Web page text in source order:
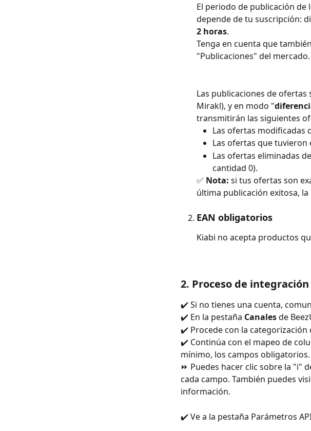
El periodo de publicación de
depende de tu suscripción:
2 horas.
Tenga en cuenta que
"Publicaciones" del mercado.
Las publicaciones de ofertas
Mirakl), y en modo "
transmitirán las siguientes
Las ofertas modificadas
Las ofertas que
Las ofertas eliminadas
cantidad 0).
✅ Nota: si tus ofertas son
última publicación exitosa,
EAN obligatorios
Kiabi no acepta productos
2. Proceso de integración
✔️ Si no tienes una cuenta,
✔️ En la pestaña Canales de
✔️ Procede con la categorización
✔️ Continúa con el mapeo de
mínimo, los campos obligatorios.
⏩ Puedes hacer clic sobre la "i"
cada campo. También puedes
información.
✔️ Ve a la pestaña Parámetros